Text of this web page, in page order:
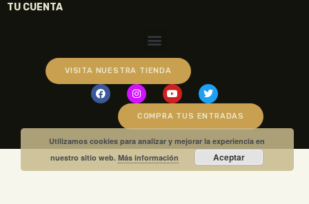
TU CUENTA
VISITA NUESTRA TIENDA
COMPRA TUS ENTRADAS
Utilizamos cookies para analizar y mejorar la experiencia en
nuestro sitio web.Más información Aceptar